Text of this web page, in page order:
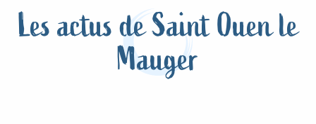
Les actus de Saint Ouen le
Mauger